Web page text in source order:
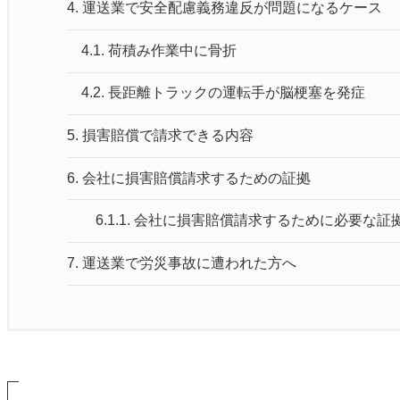
4. 運送業で安全配慮義務違反が問題になるケース
4.1. 荷積み作業中に骨折
4.2. 長距離トラックの運転手が脳梗塞を発症
5. 損害賠償で請求できる内容
6. 会社に損害賠償請求するための証拠
6.1.1. 会社に損害賠償請求するために必要な証
7. 運送業で労災事故に遭われた方へ